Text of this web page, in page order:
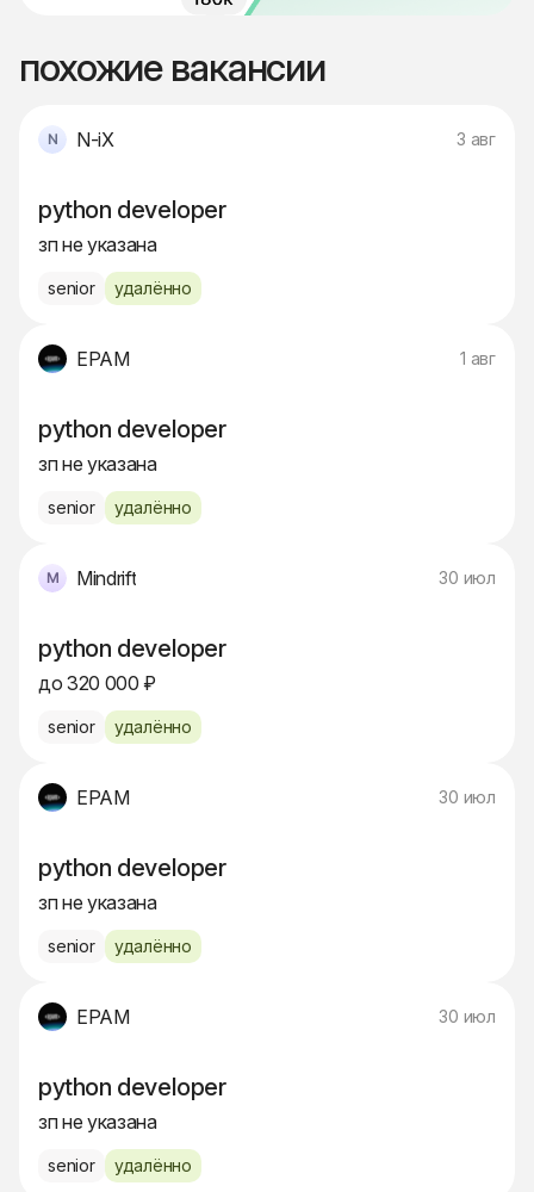
похожие вакансии
N-iX 3 авг
python developer
зп не указана
senior удалённо
EPAM 1 авг
python developer
зп не указана
senior удалённо
Mindrift 30 июл
python developer
до 320 000 ₽
senior удалённо
EPAM 30 июл
python developer
зп не указана
senior удалённо
EPAM 30 июл
python developer
зп не указана
senior удалённо